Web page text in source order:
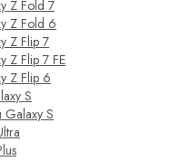
Z Fold 7
Z Fold 6
Z Flip 7
Z Flip 7 FE
Z Flip 6
S
Galaxy S